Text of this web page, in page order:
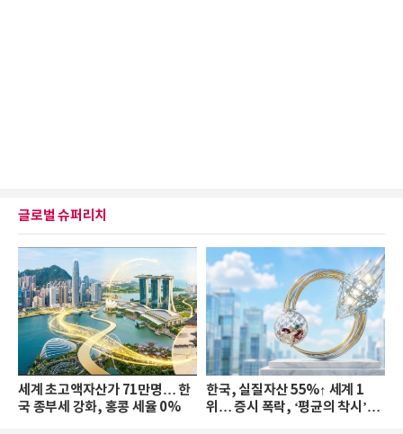
글로벌 슈퍼리치
세계 초고액자산가 71만명… 한
국 종부세 강화, 홍콩 세율 0%
한국, 실질자산 55%↑ 세계 1
위… 증시 폭락, ‘평균의 착시’와